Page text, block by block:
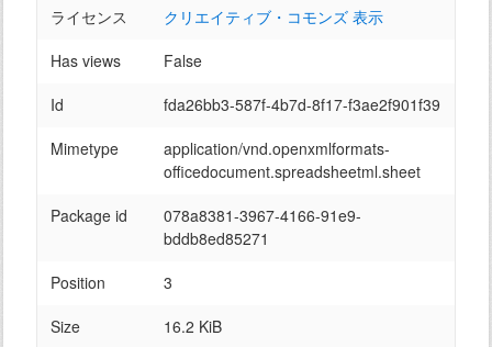
ライセンス
クリエイティブ・コモンズ 表示
Has views
False
Id
fda26bb3-587f-4b7d-8f17-f3ae2f901f39
Mimetype
application/vnd.openxmlformats-
officedocument.spreadsheetml.sheet
Package id
078a8381-3967-4166-91e9-
bddb8ed85271
Position
3
Size
16.2 KiB